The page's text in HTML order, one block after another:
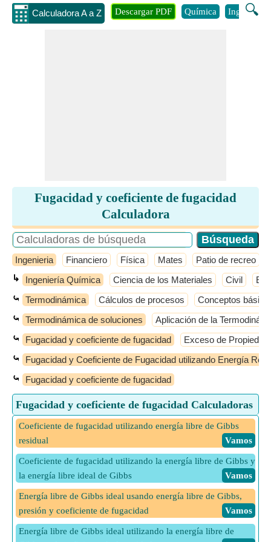
Calculadora A a Z 🔍
Descargar PDF Química Ingenieria
Fugacidad y coeficiente de fugacidad
Calculadora
Ingenieria Financiero Física Mates Patio de recreo
↳ Ingeniería Química Ciencia de los Materiales Civil
⤿ Termodinámica Cálculos de procesos Conceptos
⤿ Termodinámica de soluciones Aplicación de la
⤿ Fugacidad y coeficiente de fugacidad Exceso de
⤿ Fugacidad y Coeficiente de Fugacidad utilizando Energía
⤿ Fugacidad y coeficiente de fugacidad
Fugacidad y coeficiente de fugacidad Calculadoras
Coeficiente de fugacidad utilizando energía libre de Gibbs
residual
​ Vamos
Coeficiente de fugacidad utilizando la energía libre de Gibbs y
la energía libre ideal de Gibbs
​ Vamos
Energía libre de Gibbs ideal usando energía libre de Gibbs,
presión y coeficiente de fugacidad
​ Vamos
Energía libre de Gibbs ideal utilizando la energía libre de